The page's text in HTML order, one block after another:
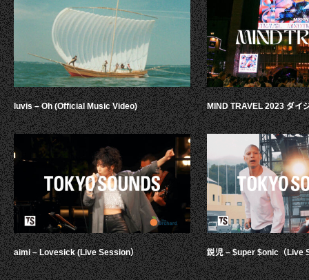
luvis – Oh (Official Music Video)
aimi – Lovesick (Live Session）
MIND TRAVEL 2023 ダイ
鋭児 – $uper $onic（Live